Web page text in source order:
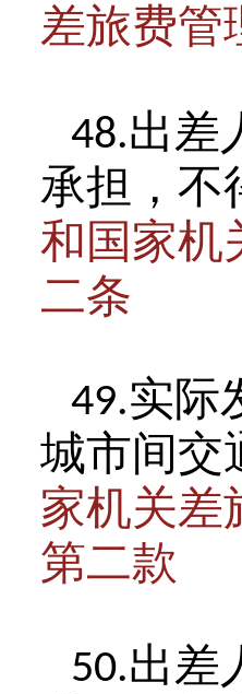
差旅费管
48.出差
承担，不
和国家机
二条
49.实际
城市间交
家机关差
第二款
50.出差